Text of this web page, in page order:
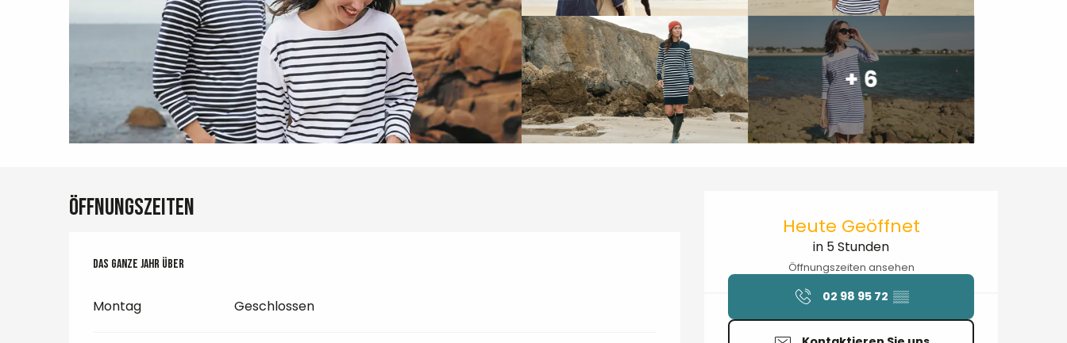
+ 6
Öffnungszeiten & Kontaktdaten
Heute Geöffnet
in 5 Stunden
Öffnungszeiten ansehen
02 98 95 72 ▒▒
Öffnungszeiten
Das ganze Jahr über
Das ganze Jahr über
Montag Geschlossen